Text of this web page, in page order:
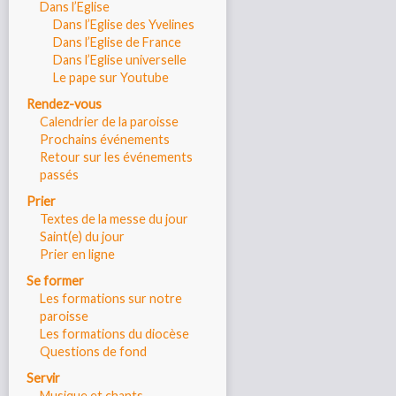
Dans l’Eglise
Dans l’Eglise des Yvelines
Dans l’Eglise de France
Dans l’Eglise universelle
Le pape sur Youtube
Rendez-vous
Calendrier de la paroisse
Prochains événements
Retour sur les événements
passés
Prier
Textes de la messe du jour
Saint(e) du jour
Prier en ligne
Se former
Les formations sur notre
paroisse
Les formations du diocèse
Questions de fond
Servir